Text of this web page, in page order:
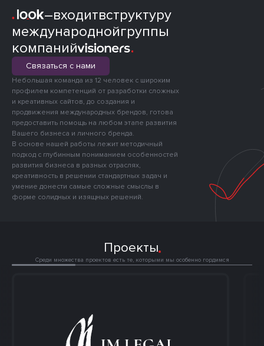
–входитвструктуру
международнойгруппы
компаний
Связаться с нами
Небольшая команда из 12 человек с широким
профилем компетенций от разработки сложных
и креативных сайтов, до создания и
продвижения международных брендов, готова
предоставить помощь на любом этапе развития
Вашего бизнеса и личного бренда.
В основе нашей работы лежит методичный
подход с глубинным пониманием особенностей
развития бизнеса в разных отраслях,
креативность в решении стандартных задач и
умение донести самые сложные смыслы в
форме солидных и изящных решений.
Проекты
Среди множества проектов есть те, которыми мы особенно гордимся